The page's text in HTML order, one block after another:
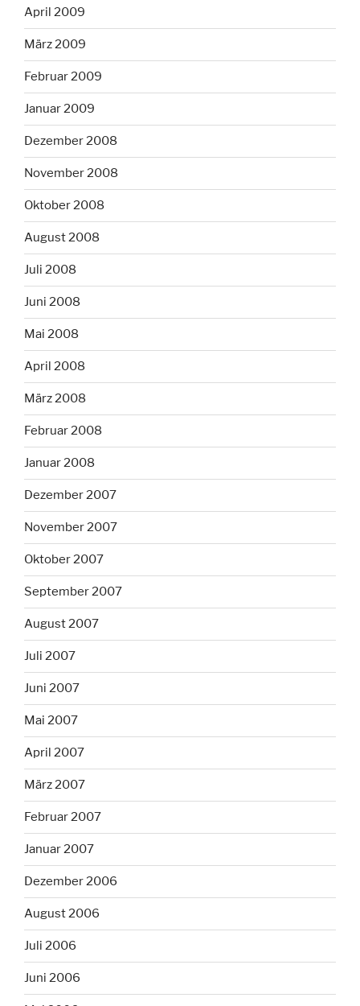
April 2009
März 2009
Februar 2009
Januar 2009
Dezember 2008
November 2008
Oktober 2008
August 2008
Juli 2008
Juni 2008
Mai 2008
April 2008
März 2008
Februar 2008
Januar 2008
Dezember 2007
November 2007
Oktober 2007
September 2007
August 2007
Juli 2007
Juni 2007
Mai 2007
April 2007
März 2007
Februar 2007
Januar 2007
Dezember 2006
August 2006
Juli 2006
Juni 2006